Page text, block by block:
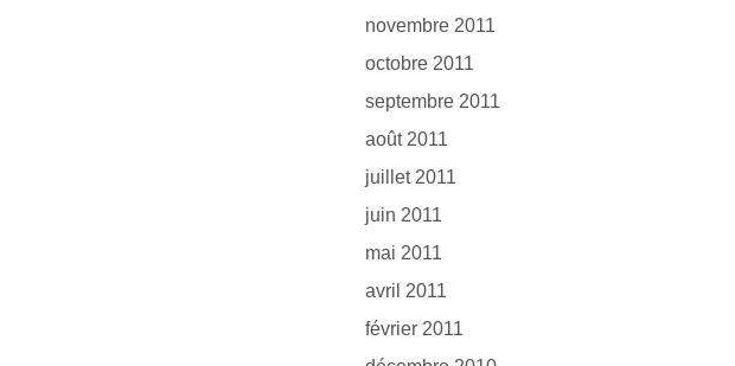
novembre 2011
octobre 2011
septembre 2011
août 2011
juillet 2011
juin 2011
mai 2011
avril 2011
février 2011